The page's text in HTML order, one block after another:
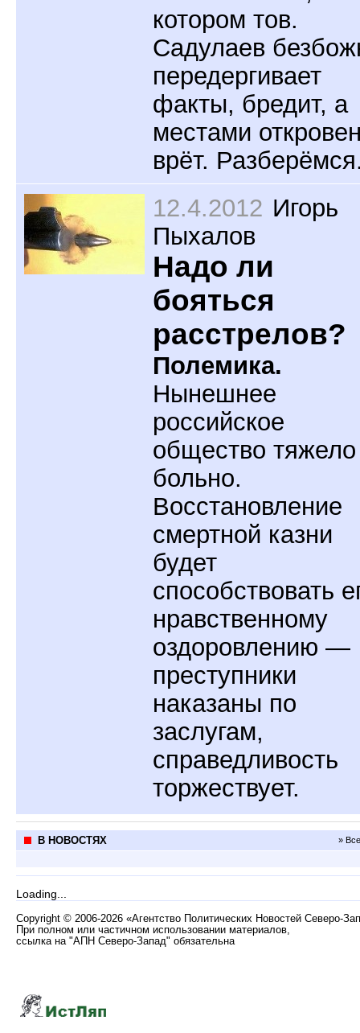
котором тов.
Садулаев
передергивает
факты, бредит, а
местами
врёт.
12.4.2012 Игорь
Пыхалов
Надо ли
бояться
расстрелов?
Полемика.
Нынешнее
российское
общество тяжело
больно.
Восстановление
смертной казни
будет
способствовать
нравственному
оздоровлению —
преступники
наказаны по
заслугам,
справедливость
торжествует.
В НОВОСТЯХ »
Loading...
Copyright © 2006-2026 «Агентство Политических Новостей Северо-
При полном или частичном использовании материалов,
ссылка на "АПН Северо-Запад" обязательна